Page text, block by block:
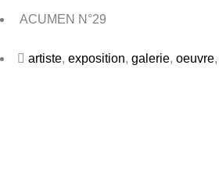
ACUMEN N°29
artiste, exposition, galerie, oeuvre,